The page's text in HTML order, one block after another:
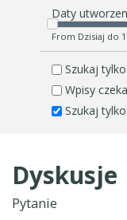
Daty
From Dzisiaj do
Szukaj
Wpisy
Szukaj
Dyskusje
Pytanie